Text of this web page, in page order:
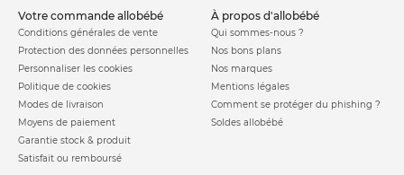
votre commande allobébé
Conditions générales de vente
Protection des données personnelles
Personnaliser les cookies
Politique de cookies
Modes de livraison
Moyens de paiement
Garantie stock & produit
Satisfait ou remboursé
à propos d'allobébé
Qui sommes-nous ?
Nos bons plans
Nos marques
Mentions légales
Comment se protéger du phishing ?
Soldes allobébé